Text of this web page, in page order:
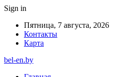
Sign in
Пятница, 7 августа, 2026
Контакты
Карта
bel-en.by